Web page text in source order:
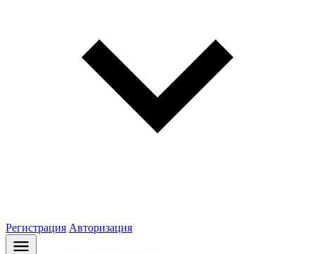
Регистрация Авторизация